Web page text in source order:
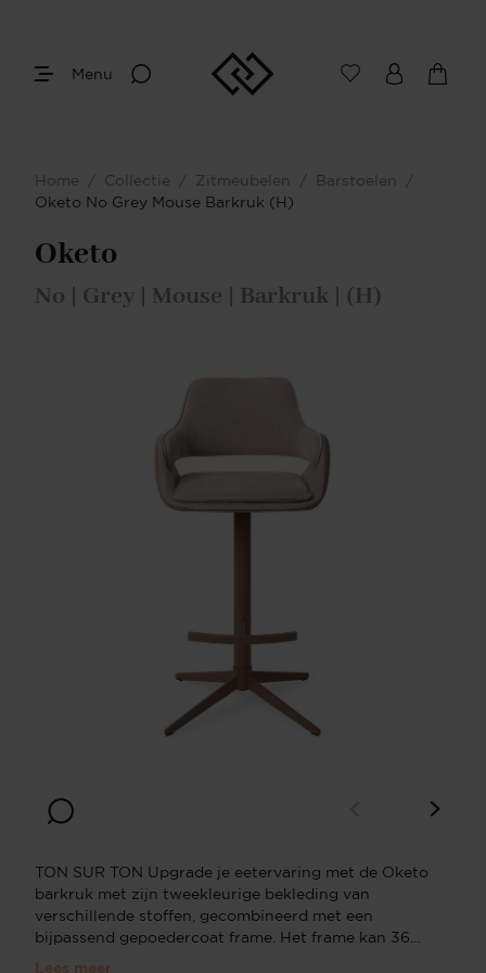
Menu
Home / Collectie / Zitmeubelen / Barstoelen
/
Oketo No Grey Mouse Barkruk (H)
Oketo
No | Grey | Mouse | Barkruk | (H)
TON SUR TON Upgrade je eetervaring met de Oketo
barkruk met zijn tweekleurige bekleding van
verschillende stoffen, gecombineerd met een
bijpassend gepoedercoat frame. Het frame kan 360
Lees meer